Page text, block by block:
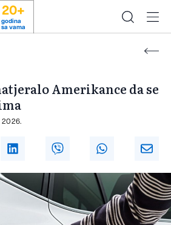
20+
godina
sa vama
Amerikance da se
2026.